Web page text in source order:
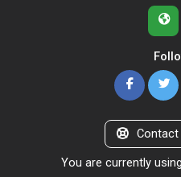
You are currently